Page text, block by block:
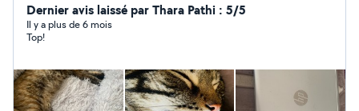
pas à me contacter.
Dernier avis laissé par Thara Pathi : 5/5
Il y a plus de 6 mois
Top!